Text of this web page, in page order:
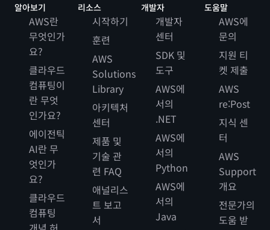
알아보기
AWS란
무엇인가
요?
클라우드
컴퓨팅이
란 무엇
인가요?
에이전틱
AI란 무
엇인가
요?
클라우드
컴퓨팅
리소스
시작하기
훈련
AWS
Solutions
Library
아키텍처
센터
제품 및
기술 관
련 FAQ
애널리스
트 보고
서
개발자
개발자
센터
SDK 및
도구
AWS에
서의
.NET
AWS에
서의
Python
AWS에
서의
Java
도움말
AWS에
문의
지원 티
켓 제출
AWS
re:Post
지식 센
터
AWS
Support
개요
전문가의
도움 받